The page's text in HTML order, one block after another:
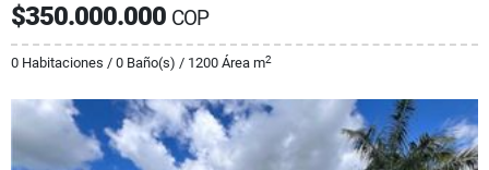
$350.000.000 COP
0 Habitaciones / 0 Baño(s) / 1200 Área m2